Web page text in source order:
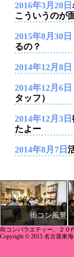
2016年3月20日
こういうのが
2015年8月30日
るの？
2014年12月8日
2014年12月6日
タッフ）
2014年12月3日
たよー
2014年8月7日
街コン風景
街コンバラエティー、２０
Copyright © 2015 名古屋東